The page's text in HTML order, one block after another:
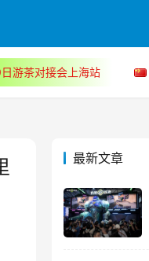
游茶对接会上海站
最新文章